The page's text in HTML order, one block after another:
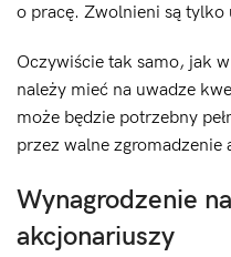
o pracę. Zwolnieni są
Oczywiście tak samo, jak
należy mieć na uwadze
może będzie potrzebny
przez walne zgromadzenie
Wynagrodzenie
akcjonariuszy